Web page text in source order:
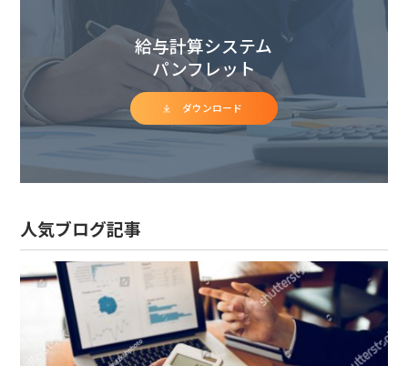
給与計算システム
パンフレット
ダウンロード
人気ブログ記事